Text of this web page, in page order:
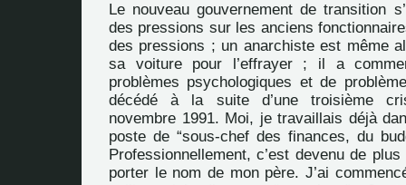
Le nouveau gouvernement de transition
des pressions sur les anciens
des pressions ; un anarchiste est même
sa voiture pour l’effrayer ; il a
problèmes psychologiques et de
décédé à la suite d’une troisième
novembre 1991. Moi, je travaillais déjà
poste de “sous-chef des finances, du
Professionnellement, c’est devenu de
porter le nom de mon père. J’ai